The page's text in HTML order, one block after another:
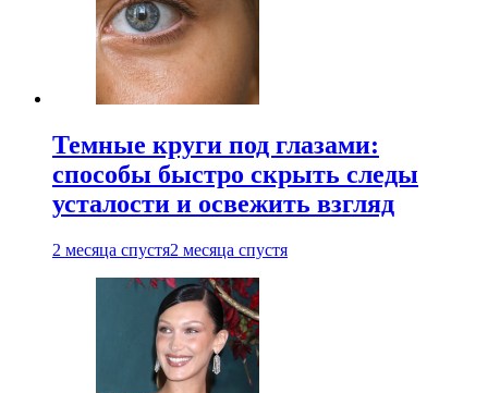
Темные круги под глазами:
способы быстро скрыть следы
усталости и освежить взгляд
2 месяца спустя2 месяца спустя